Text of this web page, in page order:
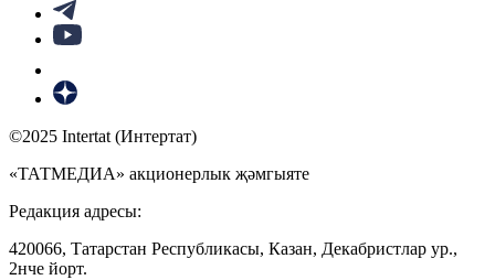
©2025 Intertat (Интертат)
«ТАТМЕДИА» акционерлык җәмгыяте
Редакция адресы:
420066, Татарстан Республикасы, Казан, Декабристлар ур.,
2нче йорт.